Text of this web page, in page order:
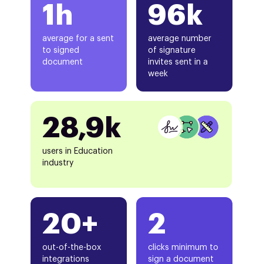
1h
average for a sent
to signed
document
20+
out-of-the-box
integrations
96k
average number
of signature
invites sent in a
week
28,9k
users in Education
industry
2
clicks minimum to
sign a document